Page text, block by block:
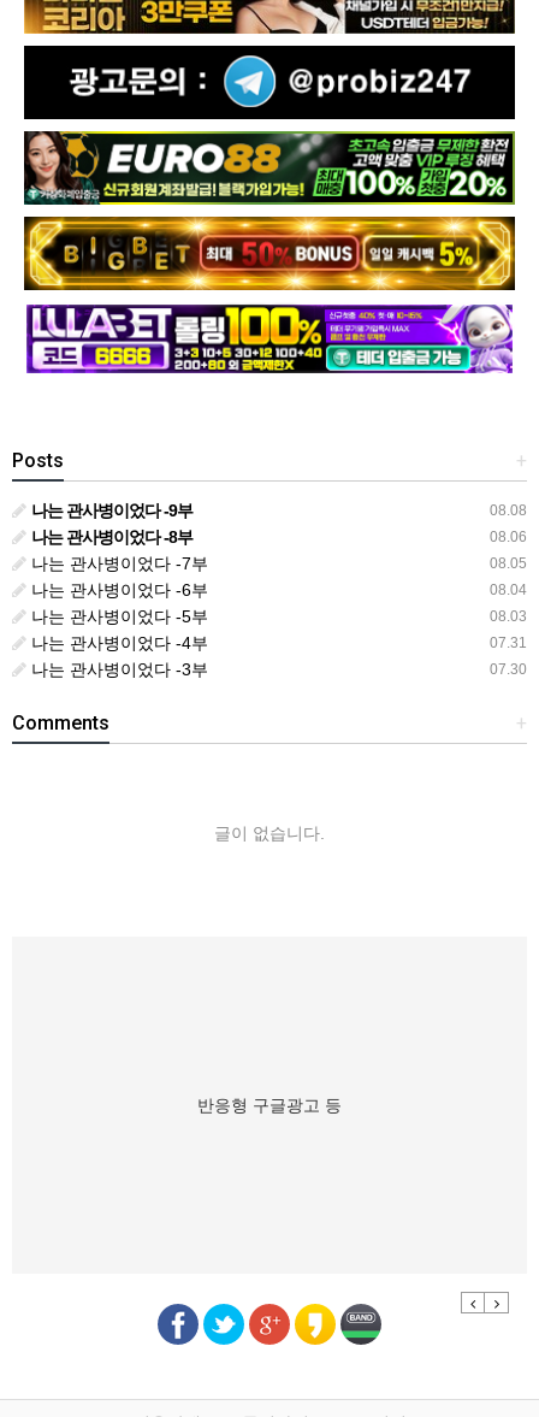
+
Posts
08.08
나는 관사병이었다 -9부
08.06
나는 관사병이었다 -8부
08.05
나는 관사병이었다 -7부
08.04
나는 관사병이었다 -6부
08.03
나는 관사병이었다 -5부
07.31
나는 관사병이었다 -4부
07.30
나는 관사병이었다 -3부
+
Comments
글이 없습니다.
반응형 구글광고 등
Previous
Next